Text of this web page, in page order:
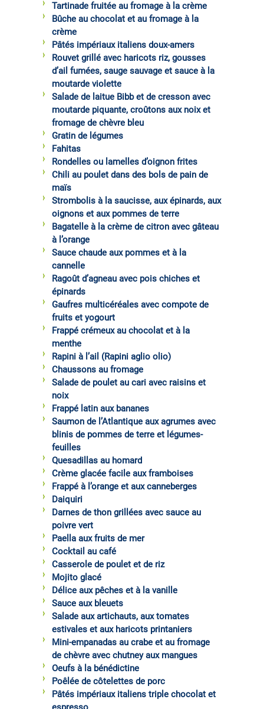
Tartinade fruitée au fromage à la crème
Bûche au chocolat et au fromage à la
crème
Pâtés impériaux italiens doux-amers
Rouvet grillé avec haricots riz, gousses
d’ail fumées, sauge sauvage et sauce à la
moutarde violette
Salade de laitue Bibb et de cresson avec
moutarde piquante, croûtons aux noix et
fromage de chèvre bleu
Gratin de légumes
Fahitas
Rondelles ou lamelles d’oignon frites
Chili au poulet dans des bols de pain de
maïs
Strombolis à la saucisse, aux épinards, aux
oignons et aux pommes de terre
Bagatelle à la crème de citron avec gâteau
à l’orange
Sauce chaude aux pommes et à la
cannelle
Ragoût d’agneau avec pois chiches et
épinards
Gaufres multicéréales avec compote de
fruits et yogourt
Frappé crémeux au chocolat et à la
menthe
Rapini à l’ail (Rapini aglio olio)
Chaussons au fromage
Salade de poulet au cari avec raisins et
noix
Frappé latin aux bananes
Saumon de l’Atlantique aux agrumes avec
blinis de pommes de terre et légumes-
feuilles
Quesadillas au homard
Crème glacée facile aux framboises
Frappé à l’orange et aux canneberges
Daiquiri
Darnes de thon grillées avec sauce au
poivre vert
Paella aux fruits de mer
Cocktail au café
Casserole de poulet et de riz
Mojito glacé
Délice aux pêches et à la vanille
Sauce aux bleuets
Salade aux artichauts, aux tomates
estivales et aux haricots printaniers
Mini-empanadas au crabe et au fromage
de chèvre avec chutney aux mangues
Oeufs à la bénédictine
Poêlée de côtelettes de porc
Pâtés impériaux italiens triple chocolat et